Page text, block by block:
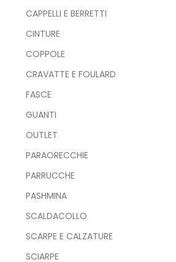
CAPPELLI E BERRETTI
CINTURE
COPPOLE
CRAVATTE E FOULARD
FASCE
GUANTI
OUTLET
PARAORECCHIE
PARRUCCHE
PASHMINA
SCALDACOLLO
SCARPE E CALZATURE
SCIARPE